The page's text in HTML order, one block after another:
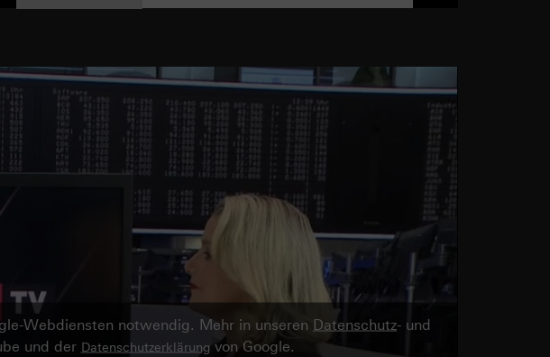
Webdiensten notwendig. Mehr in unseren Datenschutz- und
und der Datenschutzerklärung von Google.